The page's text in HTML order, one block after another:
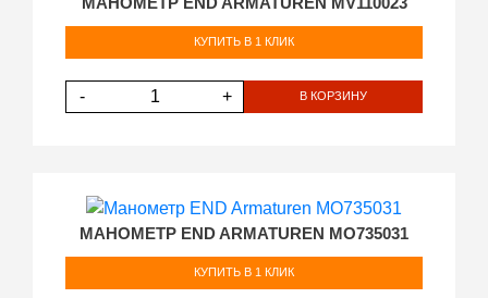
КУПИТЬ В 1 КЛИК
- + В КОРЗИНУ
МАНОМЕТР END ARMATUREN MO735031
КУПИТЬ В 1 КЛИК